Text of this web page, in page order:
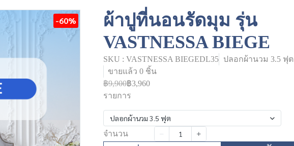
-60%
ผ้าปูที่นอนรัดมุม รุ่น
VASTNESSA BIEGE
SKU : VASTNESSA BIEGEDL35 ปลอกผ้านวม 3.5 ฟุต
ขายแล้ว 0 ชิ้น
฿9,900฿3,960
รายการ
ปลอกผ้านวม 3.5 ฟุต
จำนวน